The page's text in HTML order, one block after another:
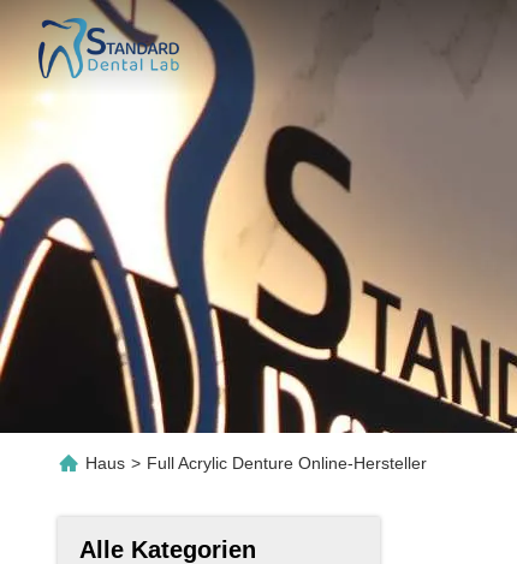
Haus > Full Acrylic Denture Online-Hersteller
Alle Kategorien